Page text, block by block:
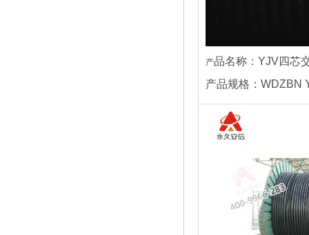
产品名称：YJV四芯
产品规格：WDZBN